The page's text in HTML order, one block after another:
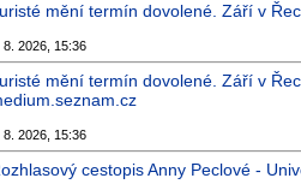
mění termín dovolené. Září v
8. 2026, 15:36
mění termín dovolené. Září v
8. 2026, 15:36
cestopis Anny Peclové -